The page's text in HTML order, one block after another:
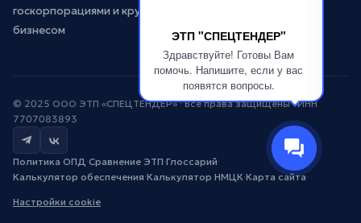
ЭТП "СПЕЦТЕНДЕР"
Здравствуйте! Готовы Вам
помочь. Напишите, если у вас
появятся вопросы.
госкорпорациями и крупным
бизнесом
© 2025 ООО ЭТП «СПЕЦТЕНДЕР» · Все права защищены · ИНН
7707083893
Политика ОПД ·Сравнение ЭТП·Глоссарий·
Калькулятор обеспечения·Калькулятор НМЦК·Карта сайта·
Настройки cookie